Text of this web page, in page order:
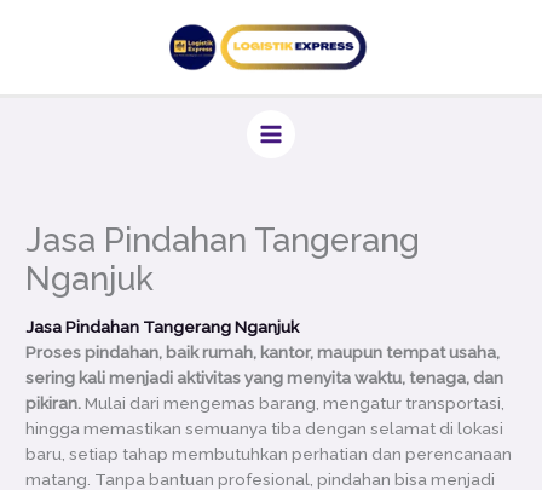
Jasa Pindahan Tangerang
Nganjuk
Jasa Pindahan Tangerang Nganjuk
Proses pindahan, baik rumah, kantor, maupun tempat usaha,
sering kali menjadi aktivitas yang menyita waktu, tenaga, dan
pikiran.Mulai dari mengemas barang, mengatur transportasi,
hingga memastikan semuanya tiba dengan selamat di lokasi
baru, setiap tahap membutuhkan perhatian dan perencanaan
matang. Tanpa bantuan profesional, pindahan bisa menjadi